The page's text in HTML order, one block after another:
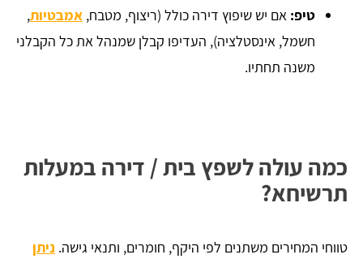
טיפ: אם יש שיפוץ דירה כולל (ריצוף, מטבח, אמבטיות,
חשמל, אינסטלציה), העדיפו קבלן שמנהל את כל הקבלני
משנה תחתיו.
כמה עולה לשפץ בית / דירה במעלות
תרשיחא?
טווחי המחירים משתנים לפי היקף, חומרים, ותנאי גישה. ניתן